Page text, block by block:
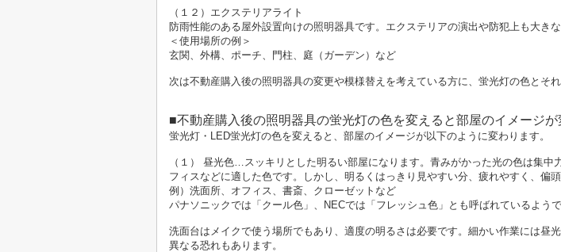
（１２）エクステリアライト
防雨性能のある屋外設置向けの照明器具です。エクステリアの演出や防犯上も大き
＜使用場所の例＞
玄関、外構、ポーチ、門柱、庭（ガーデン）など
次は不動産購入後の照明器具の変更や模様替えを考えている方に、蛍光灯の色とそ
■不動産購入後の照明器具の蛍光灯の色を変えると部屋のイメージが
蛍光灯・LED蛍光灯の色を変えると、部屋のイメージが以下のように変わります。
（１） 昼光色…スッキリとした明るい部屋になります。青みがかった光の色は集
フィスなどに適した色です。しかし、明るくはっきり見やすい分、疲れやすく、偏
例）洗面所、オフィス、書斎、クローゼットなど
パナソニックでは「クール色」、NECでは「フレッシュ色」とも呼ばれているようで
洗面台はメイクで使う場所でもあり、適度の明るさは必要です。細かい作業には昼
異なる恐れもあります。